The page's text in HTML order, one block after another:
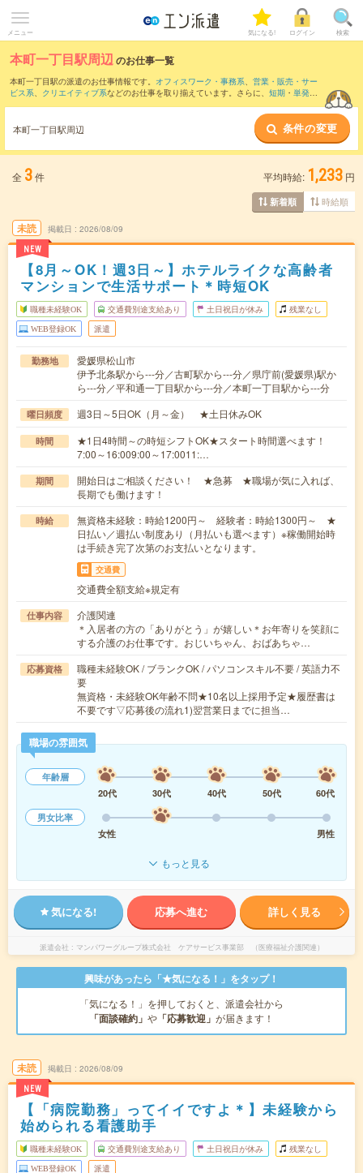
メニュー 気になる! ログイン 検索
本町一丁目駅周辺のお仕事一覧
本町一丁目駅の派遣のお仕事情報です。 オフィスワーク・事務系、 営業・販売・サー
ビス系、 クリエイティブ系などのお仕事を取り揃えています。さらに、 短期 ・ 単発な
また、鎌田駅・松山市駅駅
など近隣駅のお仕事
もご確認いただけます。
本町一丁目駅周辺 条件の変更
全 3件 平均時給: 1,233 円
新着順 時給順
未読
NEW
掲載日 2026/08/09
【8月～OK！週3日～】ホテルライクな高齢者
マンションで生活サポート＊時短OK
職種未経験OK 交通費別途支給あり 土日祝日が休み 残業なし
WEB登録OK 派遣
勤務地
愛媛県松山市
伊予北条駅から---分／古町駅から---分／県庁前(愛媛県)駅か
ら---分／平和通一丁目駅から---分／本町一丁目駅から---分
曜日頻度 週3日～5日OK（月～金） ★土日休みOK
時間
★1日4時間～の時短シフトOK★スタート時間選べます！
7:00～16:009:00～17:0011:…
期間
開始日はご相談ください！ ★急募 ★職場が気に入れば、
長期でも働けます！
時給
無資格未経験：時給1200円～ 経験者：時給1300円～ ★
日払い／週払い制度あり（月払いも選べます）※稼働開始時
は手続き完了次第のお支払いとなります。
交通費
交通費全額支給※規定有
仕事内容
介護関連
＊入居者の方の「ありがとう」が嬉しい＊お年寄りを笑顔に
する介護のお仕事です。おじいちゃん、おばあちゃ…
応募資格
職種未経験OK / ブランクOK / パソコンスキル不要 / 英語力不
要
無資格・未経験OK年齢不問★10名以上採用予定★履歴書は
不要です▽応募後の流れ1)翌営業日までに担当…
職場の雰囲気
年齢層
20代
30代 40代 50代
60代
男女比率
女性
男性
もっと見る
気になる! 応募へ進む 詳しく見る
派遣会社 マンパワーグループ株式会社 ケアサービス事業部 （医療福祉介護関連）
興味があったら「★気になる！」をタップ！
「気になる！」を押しておくと、派遣会社から
「面談確約」 や 「応募歓迎」 が届きます！
未読
NEW
掲載日 2026/08/09
【「病院勤務」ってイイですよ＊】未経験から
始められる看護助手
職種未経験OK 交通費別途支給あり 土日祝日が休み 残業なし
WEB登録OK 派遣